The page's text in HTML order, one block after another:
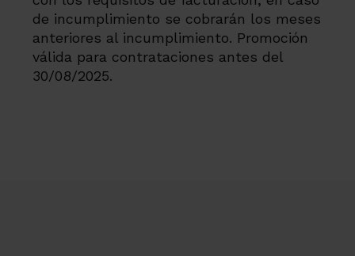
de incumplimiento se cobrarán los meses
anteriores al incumplimiento. Promoción
válida para contrataciones antes del
30/08/2025.